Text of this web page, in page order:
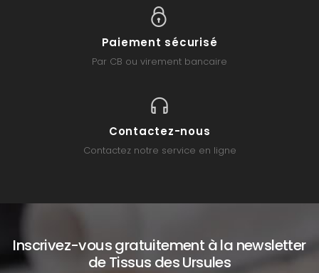
Paiement sécurisé
Par CB ou virement bancaire
Contactez-nous
Contactez notre service en ligne
Inscrivez-vous gratuitement à la newsletter
de Tissus des Ursules